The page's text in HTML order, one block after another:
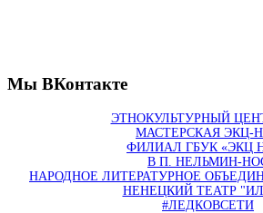
Мы ВКонтакте
ЭТНОКУЛЬТУРНЫЙ
МАСТЕРСКАЯ ЭКЦ-
ФИЛИАЛ ГБУК «ЭКЦ
В П. НЕЛЬМИН-
НАРОДНОЕ ЛИТЕРАТУРНОЕ
НЕНЕЦКИЙ ТЕАТР
#ЛЕДКОВСЕТИ